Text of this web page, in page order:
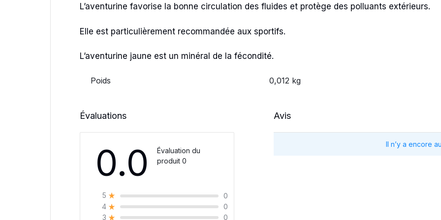
L’aventurine favorise la bonne circulation des fluides et protège des polluants extérieurs.
Elle est particulièrement recommandée aux sportifs.
L’aventurine jaune est un minéral de la fécondité.
Poids 0,012 kg
Évaluations
0.0
Évaluation du
produit 0
5
0
4
0
3
0
Avis
Il n’y a encore